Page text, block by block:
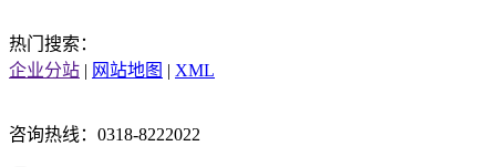
热门搜索：
企业分站 | 网站地图 | XML
咨询热线：0318-8222022